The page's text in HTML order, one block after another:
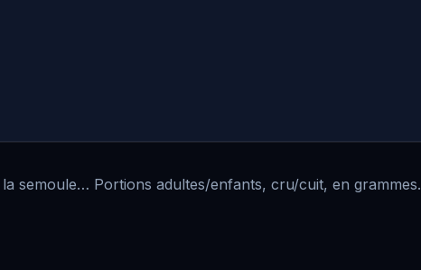
semoule… Portions adultes/enfants, cru/cuit, en grammes.